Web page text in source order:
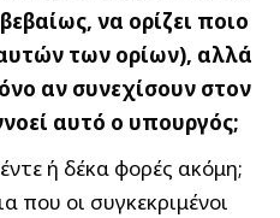
να ορίζει ποιο
των ορίων), αλλά
αν συνεχίσουν στον
αυτό ο υπουργός;
ή δέκα φορές ακόμη;
που οι συγκεκριμένοι